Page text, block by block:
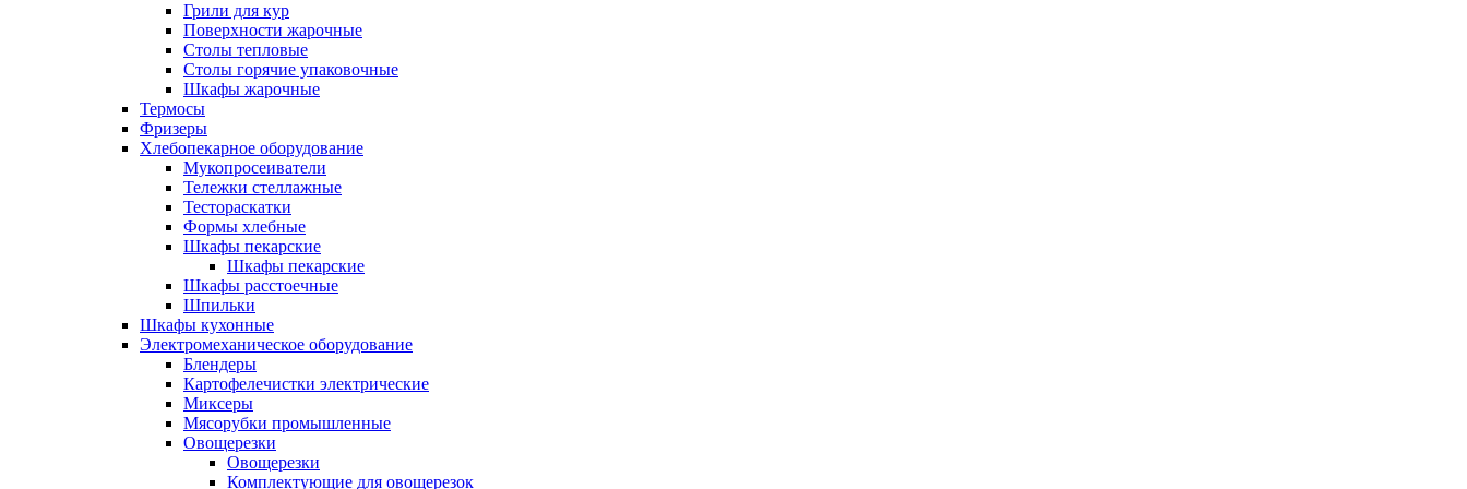
Грили для кур
Поверхности жарочные
Столы тепловые
Столы горячие упаковочные
Шкафы жарочные
Термосы
Фризеры
Хлебопекарное оборудование
Мукопросеиватели
Тележки стеллажные
Тестораскатки
Формы хлебные
Шкафы пекарские
Шкафы пекарские
Шкафы расстоечные
Шпильки
Шкафы кухонные
Электромеханическое оборудование
Блендеры
Картофелечистки электрические
Миксеры
Мясорубки промышленные
Овощерезки
Овощерезки
Комплектующие для овощерезок